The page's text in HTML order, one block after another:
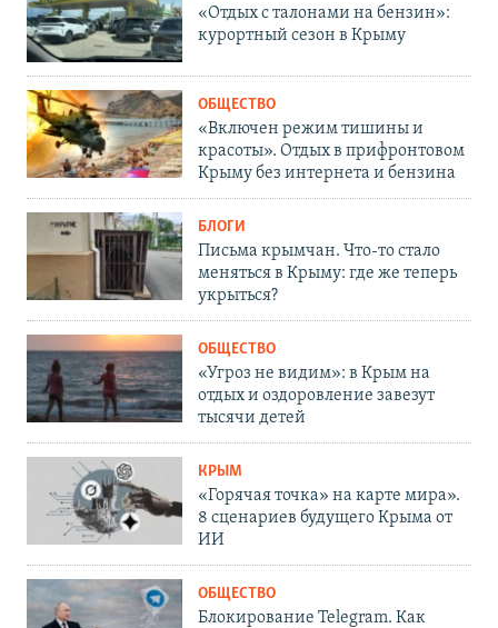
«Отдых с талонами на бензин»:
курортный сезон в Крыму
ОБЩЕСТВО
«Включен режим тишины и
красоты». Отдых в прифронтовом
Крыму без интернета и бензина
БЛОГИ
Письма крымчан. Что-то стало
меняться в Крыму: где же теперь
укрыться?
ОБЩЕСТВО
«Угроз не видим»: в Крым на
отдых и оздоровление завезут
тысячи детей
КРЫМ
«Горячая точка» на карте мира».
8 сценариев будущего Крыма от
ИИ
ОБЩЕСТВО
Блокирование Telegram. Как